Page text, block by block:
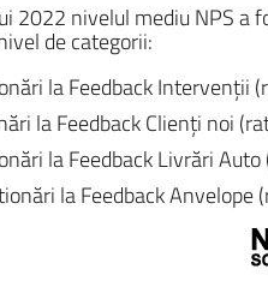
2022 nivelul mediu NPS a
de categorii:
la Feedback Intervenții
la Feedback Clienți noi
la Feedback Livrări Auto
la Feedback Anvelope